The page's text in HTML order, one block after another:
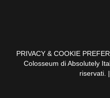
PRIVACY & COOKIE
Colosseum di Absolutely
riservati.